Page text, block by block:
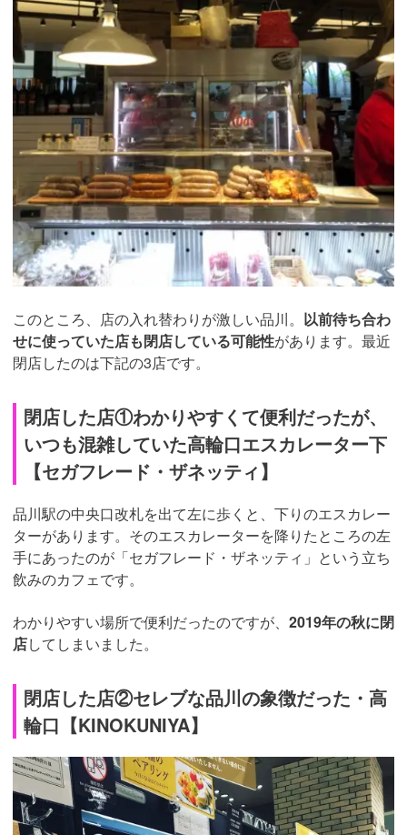
このところ、店の入れ替わりが激しい品川。 以前待ち合わ
せに使っていた店も閉店している可能性があります。最近
閉店したのは下記の3店です。
閉店した店①わかりやすくて便利だったが、
いつも混雑していた高輪口エスカレーター下
【セガフレード・ザネッティ】
品川駅の中央口改札を出て左に歩くと、下りのエスカレー
ターがあります。そのエスカレーターを降りたところの左
手にあったのが「セガフレード・ザネッティ」という立ち
飲みのカフェです。
わかりやすい場所で便利だったのですが、 2019年の秋に閉
店してしまいました。
閉店した店②セレブな品川の象徴だった・高
輪口【KINOKUNIYA】